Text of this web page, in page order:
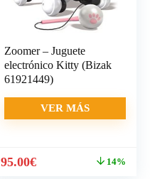
Zoomer – Juguete
electrónico Kitty (Bizak
61921449)
VER MÁS
El
95.00€El
14%